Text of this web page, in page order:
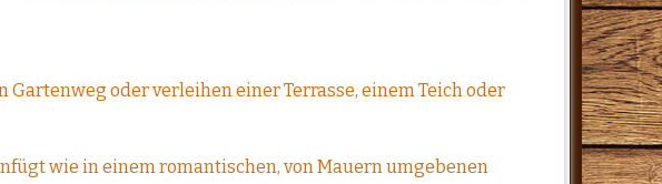
oder verleihen einer Terrasse, einem Teich oder
wie in einem romantischen, von Mauern umgebenen